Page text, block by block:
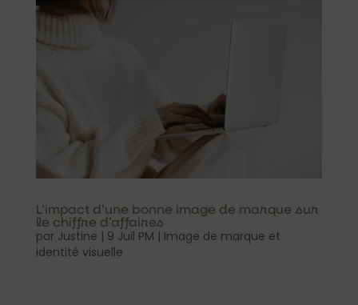
L’impact d’une bonne image de marque sur
le chiffre d’affaires
par Justine | 9 Juil PM | Image de marque et
identité visuelle